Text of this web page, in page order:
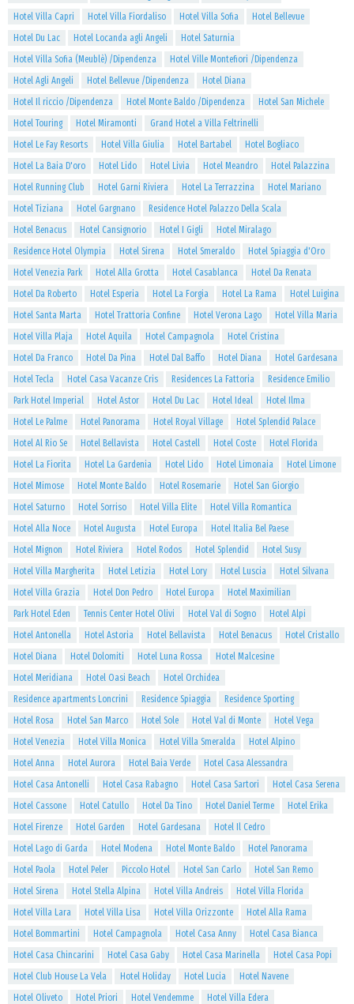
Hotel Villa Capri
Hotel Villa Fiordaliso Hotel Villa Sofia
Hotel Bellevue
Hotel Du Lac
Hotel Locanda agli Angeli
Hotel Saturnia
Hotel Villa Sofia (Meublè) /Dipendenza
Hotel Ville Montefiori /Dipendenza
Hotel Agli Angeli
Hotel Bellevue /Dipendenza
Hotel Diana
Hotel Il riccio /Dipendenza
Hotel Monte Baldo /Dipendenza
Hotel San Michele
Hotel Touring
Hotel Miramonti
Grand Hotel a Villa Feltrinelli
Hotel Le Fay Resorts
Hotel Villa Giulia Hotel Bartabel
Hotel Bogliaco
Hotel La Baia D'oro
Hotel Lido Hotel Livia Hotel Meandro
Hotel Palazzina
Hotel Running Club
Hotel Garni Riviera Hotel La Terrazzina
Hotel Mariano
Hotel Tiziana
Hotel Gargnano
Residence Hotel Palazzo Della Scala
Hotel Benacus
Hotel Cansignorio Hotel I Gigli
Hotel Miralago
Residence Hotel Olympia
Hotel Sirena Hotel Smeraldo
Hotel Spiaggia d'Oro
Hotel Venezia Park
Hotel Alla Grotta Hotel Casablanca
Hotel Da Renata
Hotel Da Roberto
Hotel Esperia Hotel La Forgia Hotel La Rama
Hotel Luigina
Hotel Santa Marta
Hotel Trattoria Confine Hotel Verona Lago
Hotel Villa Maria
Hotel Villa Plaja
Hotel Aquila Hotel Campagnola
Hotel Cristina
Hotel Da Franco
Hotel Da Pina Hotel Dal Baffo Hotel Diana
Hotel Gardesana
Hotel Tecla
Hotel Casa Vacanze Cris Residences La Fattoria
Residence Emilio
Park Hotel Imperial
Hotel Astor Hotel Du Lac Hotel Ideal
Hotel Ilma
Hotel Le Palme
Hotel Panorama Hotel Royal Village
Hotel Splendid Palace
Hotel Al Rio Se
Hotel Bellavista Hotel Castell Hotel Coste
Hotel Florida
Hotel La Fiorita
Hotel La Gardenia Hotel Lido Hotel Limonaia
Hotel Limone
Hotel Mimose
Hotel Monte Baldo Hotel Rosemarie
Hotel San Giorgio
Hotel Saturno
Hotel Sorriso Hotel Villa Elite
Hotel Villa Romantica
Hotel Alla Noce
Hotel Augusta Hotel Europa
Hotel Italia Bel Paese
Hotel Mignon
Hotel Riviera Hotel Rodos Hotel Splendid
Hotel Susy
Hotel Villa Margherita
Hotel Letizia Hotel Lory Hotel Luscia
Hotel Silvana
Hotel Villa Grazia
Hotel Don Pedro Hotel Europa
Hotel Maximilian
Park Hotel Eden
Tennis Center Hotel Olivi Hotel Val di Sogno
Hotel Alpi
Hotel Antonella
Hotel Astoria Hotel Bellavista Hotel Benacus
Hotel Cristallo
Hotel Diana
Hotel Dolomiti Hotel Luna Rossa
Hotel Malcesine
Hotel Meridiana
Hotel Oasi Beach
Hotel Orchidea
Residence apartments Loncrini
Residence Spiaggia
Residence Sporting
Hotel Rosa
Hotel San Marco Hotel Sole Hotel Val di Monte
Hotel Vega
Hotel Venezia
Hotel Villa Monica Hotel Villa Smeralda
Hotel Alpino
Hotel Anna
Hotel Aurora Hotel Baia Verde
Hotel Casa Alessandra
Hotel Casa Antonelli
Hotel Casa Rabagno Hotel Casa Sartori
Hotel Casa Serena
Hotel Cassone
Hotel Catullo Hotel Da Tino Hotel Daniel Terme
Hotel Erika
Hotel Firenze
Hotel Garden Hotel Gardesana
Hotel Il Cedro
Hotel Lago di Garda
Hotel Modena Hotel Monte Baldo
Hotel Panorama
Hotel Paola
Hotel Peler Piccolo Hotel Hotel San Carlo
Hotel San Remo
Hotel Sirena
Hotel Stella Alpina Hotel Villa Andreis
Hotel Villa Florida
Hotel Villa Lara
Hotel Villa Lisa Hotel Villa Orizzonte
Hotel Alla Rama
Hotel Bommartini
Hotel Campagnola Hotel Casa Anny
Hotel Casa Bianca
Hotel Casa Chincarini
Hotel Casa Gaby Hotel Casa Marinella
Hotel Casa Popi
Hotel Club House La Vela
Hotel Holiday Hotel Lucia
Hotel Navene
Hotel Oliveto
Hotel Priori Hotel Vendemme
Hotel Villa Edera